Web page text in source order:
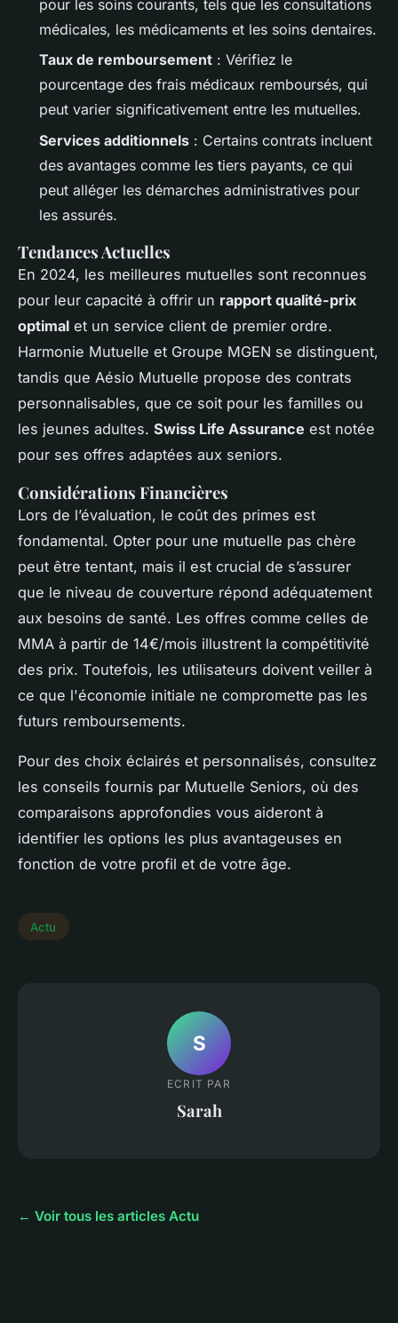
pour les soins courants, tels que les consultations
médicales, les médicaments et les soins dentaires.
Taux de remboursement : Vérifiez le
pourcentage des frais médicaux remboursés, qui
peut varier significativement entre les mutuelles.
Services additionnels : Certains contrats incluent
des avantages comme les tiers payants, ce qui
peut alléger les démarches administratives pour
les assurés.
Tendances Actuelles
En 2024, les meilleures mutuelles sont reconnues
pour leur capacité à offrir un rapport qualité-prix
optimal et un service client de premier ordre.
Harmonie Mutuelle et Groupe MGEN se distinguent,
tandis que Aésio Mutuelle propose des contrats
personnalisables, que ce soit pour les familles ou
les jeunes adultes. Swiss Life Assurance est notée
pour ses offres adaptées aux seniors.
Considérations Financières
Lors de l’évaluation, le coût des primes est
fondamental. Opter pour une mutuelle pas chère
peut être tentant, mais il est crucial de s’assurer
que le niveau de couverture répond adéquatement
aux besoins de santé. Les offres comme celles de
MMA à partir de 14€/mois illustrent la compétitivité
des prix. Toutefois, les utilisateurs doivent veiller à
ce que l'économie initiale ne compromette pas les
futurs remboursements.
Pour des choix éclairés et personnalisés, consultez
les conseils fournis par Mutuelle Seniors, où des
comparaisons approfondies vous aideront à
identifier les options les plus avantageuses en
fonction de votre profil et de votre âge.
Actu
S
ECRIT PAR
Sarah
← Voir tous les articles Actu